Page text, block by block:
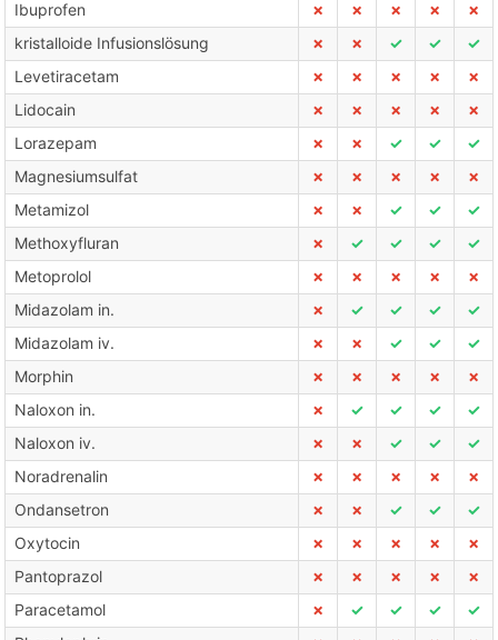
Ibuprofen
✗ ✗ ✗ ✗
✗
kristalloide Infusionslösung
✗ ✗ ✓ ✓
✓
Levetiracetam
✗ ✗ ✗ ✗
✗
Lidocain
✗ ✗ ✗ ✗
✗
Lorazepam
✗ ✗ ✓ ✓
✓
Magnesiumsulfat
✗ ✗ ✗ ✗
✗
Metamizol
✗ ✗ ✓ ✓
✓
Methoxyfluran
✗ ✓ ✓ ✓
✓
Metoprolol
✗ ✗ ✗ ✗
✗
Midazolam in.
✗ ✓ ✓ ✓
✓
Midazolam iv.
✗ ✗ ✓ ✓
✓
Morphin
✗ ✗ ✗ ✗
✗
Naloxon in.
✗ ✓ ✓ ✓
✓
Naloxon iv.
✗ ✗ ✓ ✓
✓
Noradrenalin
✗ ✗ ✗ ✗
✗
Ondansetron
✗ ✗ ✓ ✓
✓
Oxytocin
✗ ✗ ✗ ✗
✗
Pantoprazol
✗ ✗ ✗ ✗
✗
Paracetamol
✗ ✓ ✓ ✓
✓